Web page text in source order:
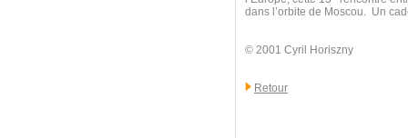
dans l’orbite de Moscou. Un
© 2001 Cyril Horiszny
Retour